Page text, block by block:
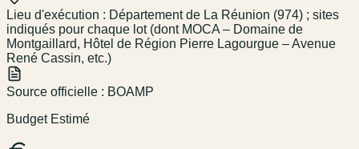
Lieu d'exécution : Département de La Réunion (974) ; sites
indiqués pour chaque lot (dont MOCA – Domaine de
Montgaillard, Hôtel de Région Pierre Lagourgue – Avenue
René Cassin, etc.)
Source officielle : BOAMP
Budget Estimé